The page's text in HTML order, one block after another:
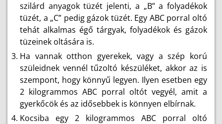
szilárd anyagok tüzét jelenti, a „B” a folyadékok
tüzét, a „C” pedig gázok tüzét. Egy ABC porral oltó
tehát alkalmas égő tárgyak, folyadékok és gázok
tüzeinek oltására is.
Ha vannak otthon gyerekek, vagy a szép korú
szüleidnek vennél tűzoltó készüléket, akkor az is
szempont, hogy könnyű legyen. Ilyen esetben egy
2 kilogrammos ABC porral oltót vegyél, amit a
gyerkőcök és az idősebbek is könnyen elbírnak.
Kocsiba egy 2 kilogrammos ABC porral oltó